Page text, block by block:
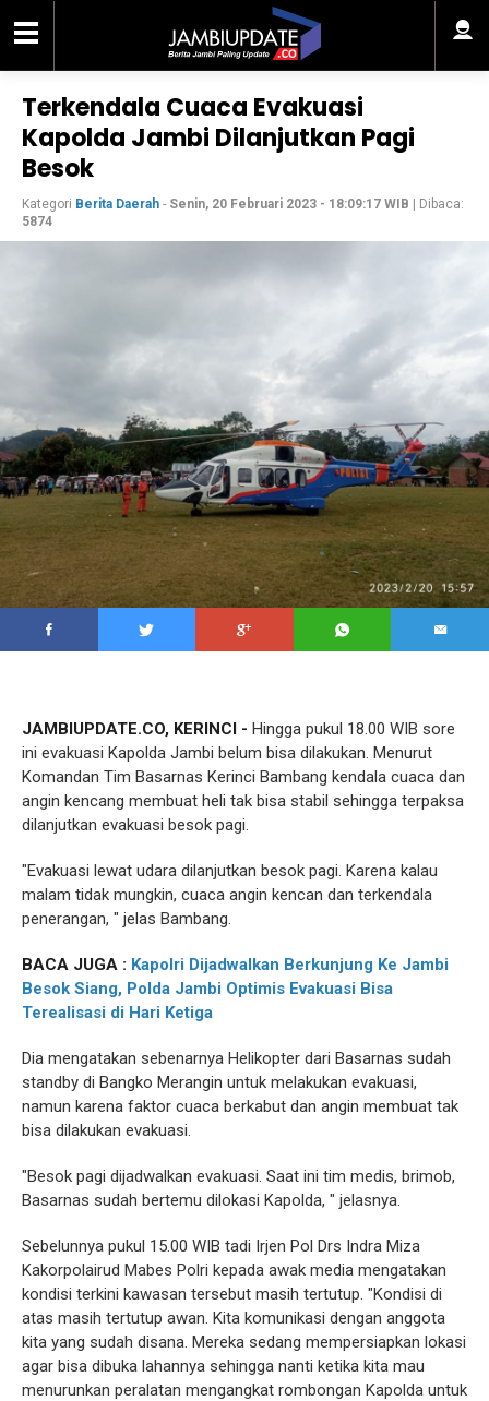
Terkendala Cuaca Evakuasi
Kapolda Jambi Dilanjutkan Pagi
Besok
Kategori Berita Daerah - Senin, 20 Februari 2023 - 18:09:17 WIB | Dibaca:
5874
JAMBIUPDATE.CO, KERINCI - Hingga pukul 18.00 WIB sore
ini evakuasi Kapolda Jambi belum bisa dilakukan. Menurut
Komandan Tim Basarnas Kerinci Bambang kendala cuaca dan
angin kencang membuat heli tak bisa stabil sehingga terpaksa
dilanjutkan evakuasi besok pagi.
"Evakuasi lewat udara dilanjutkan besok pagi. Karena kalau
malam tidak mungkin, cuaca angin kencan dan terkendala
penerangan, " jelas Bambang.
BACA JUGA : Kapolri Dijadwalkan Berkunjung Ke Jambi
Besok Siang, Polda Jambi Optimis Evakuasi Bisa
Terealisasi di Hari Ketiga
Dia mengatakan sebenarnya Helikopter dari Basarnas sudah
standby di Bangko Merangin untuk melakukan evakuasi,
namun karena faktor cuaca berkabut dan angin membuat tak
bisa dilakukan evakuasi.
"Besok pagi dijadwalkan evakuasi. Saat ini tim medis, brimob,
Basarnas sudah bertemu dilokasi Kapolda, " jelasnya.
Sebelunnya pukul 15.00 WIB tadi Irjen Pol Drs Indra Miza
Kakorpolairud Mabes Polri kepada awak media mengatakan
kondisi terkini kawasan tersebut masih tertutup. "Kondisi di
atas masih tertutup awan. Kita komunikasi dengan anggota
kita yang sudah disana. Mereka sedang mempersiapkan lokasi
agar bisa dibuka lahannya sehingga nanti ketika kita mau
menurunkan peralatan mengangkat rombongan Kapolda untuk